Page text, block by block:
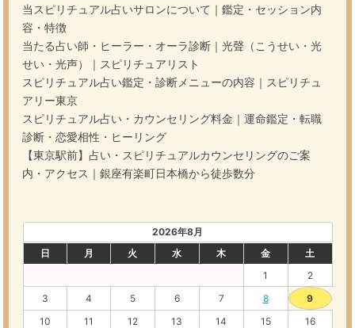
当スピリチュアル占いサロンについて｜鑑定・セッション内
容・特徴
当たる占い師・ヒーラー・オーラ診断｜光聲（こうせい・光
せい・光声）｜スピリチュアリスト
スピリチュアル占い鑑定・診断メニューの内容｜スピリチュ
アリー東京
スピリチュアル占い・カウンセリング料金｜運命鑑定・転職
診断・恋愛相性・ヒーリング
【東京駅前】占い・スピリチュアルカウンセリングのご案
内・アクセス｜銀座有楽町日本橋から徒歩数分
2026年8月
日
月 火 水 木 金
土
1
2
3
4 5 6 7 8
9
10
11 12 13 14 15
16